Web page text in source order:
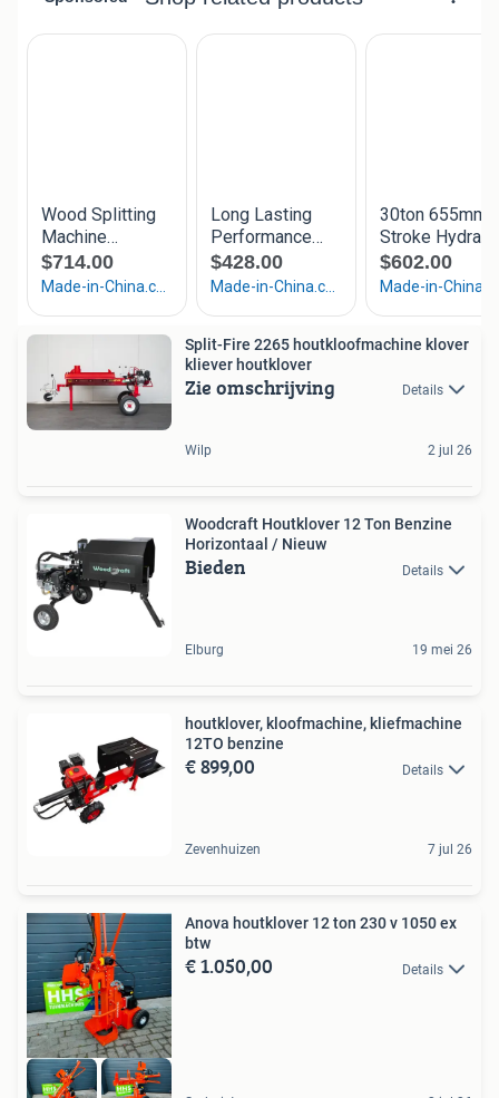
Split-Fire 2265 houtkloofmachine klover
kliever houtklover
Zie omschrijving Details
Wilp 2 jul 26
Woodcraft Houtklover 12 Ton Benzine
Horizontaal / Nieuw
Bieden Details
Elburg 19 mei 26
houtklover, kloofmachine, kliefmachine
12TO benzine
€ 899,00 Details
Zevenhuizen 7 jul 26
Anova houtklover 12 ton 230 v 1050 ex
btw
€ 1.050,00 Details